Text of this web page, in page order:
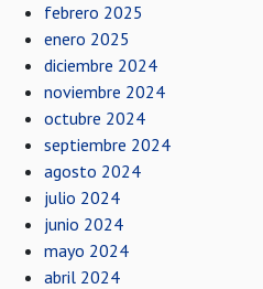
febrero 2025
enero 2025
diciembre 2024
noviembre 2024
octubre 2024
septiembre 2024
agosto 2024
julio 2024
junio 2024
mayo 2024
abril 2024